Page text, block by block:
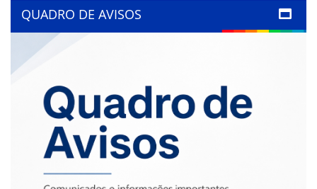
QUADRO DE AVISOS